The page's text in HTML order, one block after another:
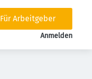
Für Arbeitgeber
Anmelden